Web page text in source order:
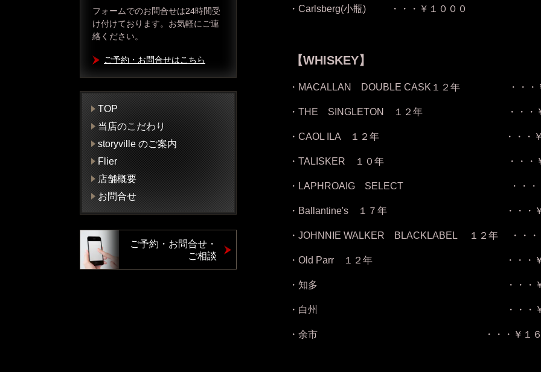
・ Carlsberg(小瓶) ・・・￥１０００
【WHISKEY】
・MACALLAN DOUBLE CASK１２年 ・・・￥
・THE SINGLETON １２年 ・・・￥
・CAOL ILA １２年 ・・・￥１
・TALISKER １０年 ・・・￥１
・LAPHROAIG SELECT ・・・￥１
・Ballantine's １７年 ・・・￥１
・JOHNNIE WALKER BLACKLABEL １２年 ・・・
・Old Parr １２年 ・・・￥１
・知多 ・・・￥１６
・白州 ・・・￥２２
・余市 ・・・￥１６５
・・・
フォームでのお問合せは24時間受
け付けております。お気軽にご連
絡ください。
ご予約・お問合せはこちら
TOP
当店のこだわり
storyville のご案内
Flier
店舗概要
お問合せ
ご予約・お問合せ・
ご相談